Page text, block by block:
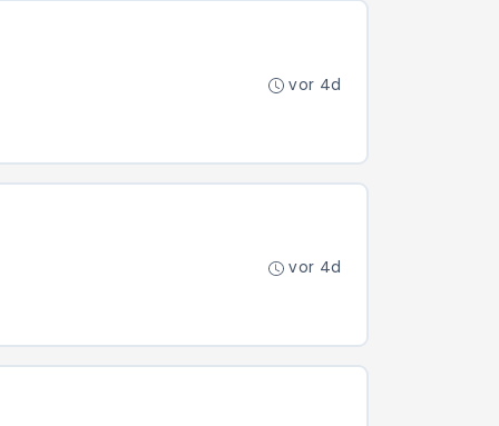
vor 4d
vor 4d